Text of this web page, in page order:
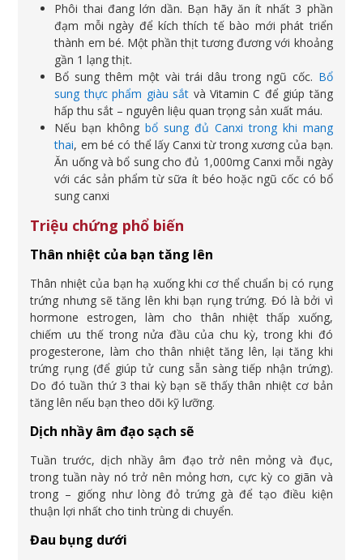
Phôi thai đang lớn dần. Bạn hãy ăn ít nhất 3 phần
đạm mỗi ngày để kích thích tế bào mới phát triển
thành em bé. Một phần thịt tương đương với khoảng
gần 1 lạng thịt.
Bổ sung thêm một vài trái dâu trong ngũ cốc. Bổ
sung thực phẩm giàu sắt và Vitamin C để giúp tăng
hấp thu sắt – nguyên liệu quan trọng sản xuất máu.
Nếu bạn khôngbổ sung đủ Canxi trong khi mang
thai, em bé có thể lấy Canxi từ trong xương của bạn.
Ăn uống và bổ sung cho đủ 1,000mg Canxi mỗi ngày
với các sản phẩm từ sữa ít béo hoặc ngũ cốc có bổ
sung canxi
Triệu chứng phổ biến
Thân nhiệt của bạn tăng lên
Thân nhiệt của bạn hạ xuống khi cơ thể chuẩn bị có rụng
trứng nhưng sẽ tăng lên khi bạn rụng trứng. Đó là bởi vì
hormone estrogen, làm cho thân nhiệt thấp xuống,
chiếm ưu thế trong nửa đầu của chu kỳ, trong khi đó
progesterone, làm cho thân nhiệt tăng lên, lại tăng khi
trứng rụng (để giúp tử cung sẵn sàng tiếp nhận trứng).
Do đó tuần thứ 3 thai kỳ bạn sẽ thấy thân nhiệt cơ bản
tăng lên nếu bạn theo dõi kỹ lưỡng.
Dịch nhầy âm đạo sạch sẽ
Tuần trước, dịch nhầy âm đạo trở nên mỏng và đục,
trong tuần này nó trở nên mỏng hơn, cực kỳ co giãn và
trong – giống như lòng đỏ trứng gà để tạo điều kiện
thuận lợi nhất cho tinh trùng di chuyển.
Đau bụng dưới